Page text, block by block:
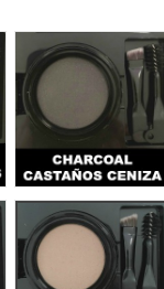
Eyebrows 10Charcoal
10Ash